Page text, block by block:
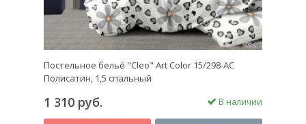
Постельное бельё "Cleo" Art Color 15/298-AC
Полисатин, 1,5 спальный
1 310 руб. В наличии